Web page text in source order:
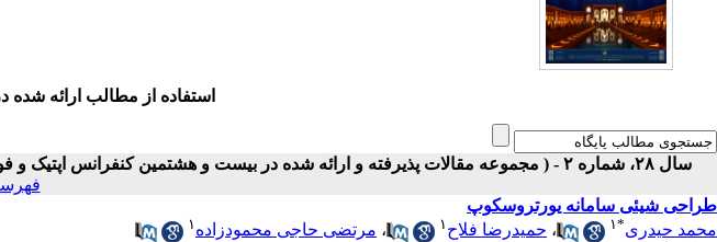
استفاده از مطالب ارائه شده
سال ۲۸، شماره ۲ - ( مجموعه مقالات پذیرفته و ارائه شده در بیست و هشتمین کنفرانس اپتیک و فوتونیک ایران ۱۴۰۰ )
طراحی شیئی سامانه یورتروسکوپ
محمد حیدری*۱ ، حمیدرضا فلاح ۱ ، مرتضی حاجی محمودزاده ۱